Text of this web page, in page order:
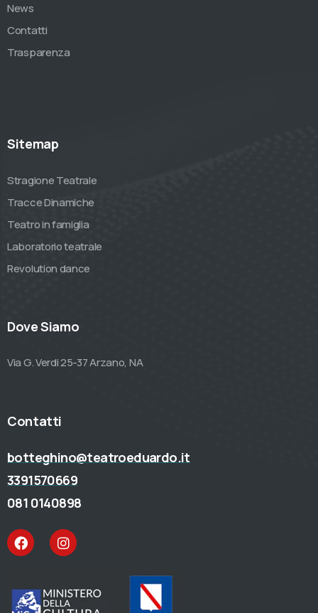
News
Contatti
Trasparenza
Sitemap
Stragione Teatrale
Tracce Dinamiche
Teatro in famiglia
Laboratorio teatrale
Revolution dance
Dove Siamo
Via G. Verdi 25-37 Arzano, NA
Contatti
botteghino@teatroeduardo.it
3391570669
081 0140898